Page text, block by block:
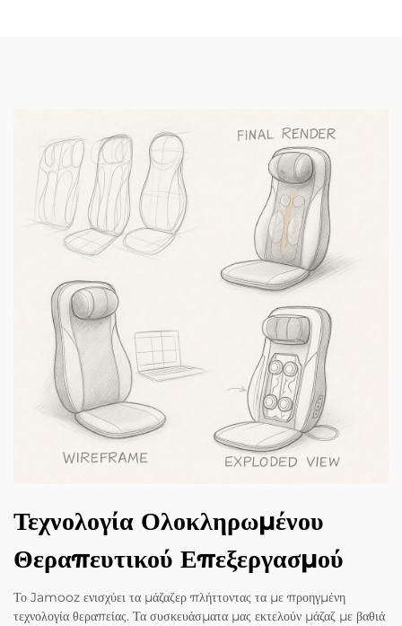
Τεχνολογία Ολοκληρωμένου
Θεραπευτικού Επεξεργασμού
Το Jamooz ενισχύει τα μάζαζερ πλήττοντας τα με προηγμένη
τεχνολογία θεραπείας. Τα συσκευάσματα μας εκτελούν μάζαζ με βαθιά